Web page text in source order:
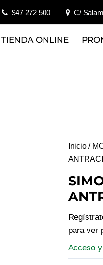
947 272 500 C/
TIENDA ONLINE
Inicio /
para ver
Acceso